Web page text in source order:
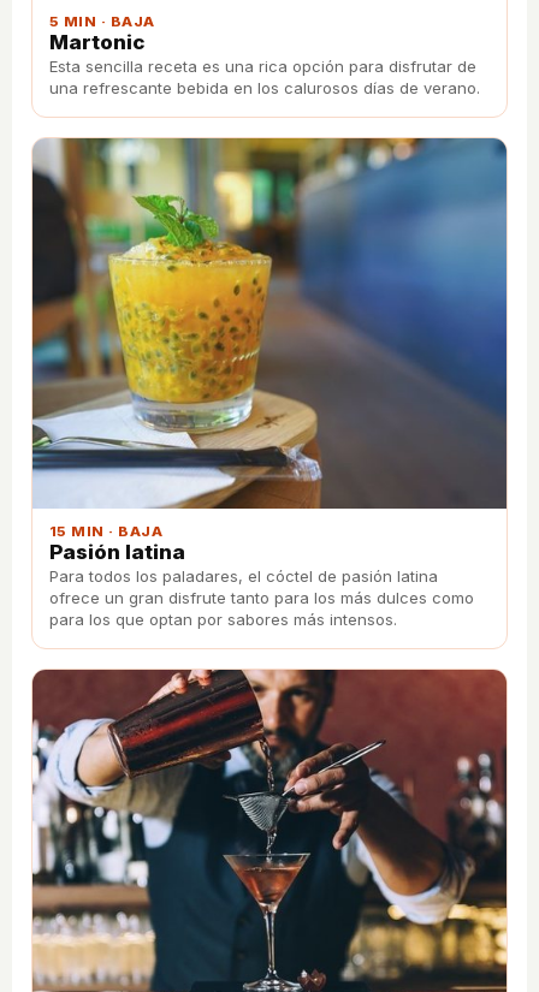
5 MIN · BAJA
Martonic
Esta sencilla receta es una rica opción para disfrutar de
una refrescante bebida en los calurosos días de verano.
15 MIN · BAJA
Pasión latina
Para todos los paladares, el cóctel de pasión latina
ofrece un gran disfrute tanto para los más dulces como
para los que optan por sabores más intensos.